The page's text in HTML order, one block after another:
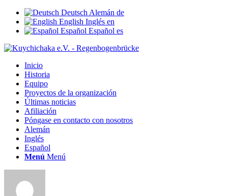
Deutsch Alemán de
English Inglés en
Español Español es
Inicio
Historia
Equipo
Proyectos de la organización
Últimas noticias
Afiliación
Póngase en contacto con nosotros
Alemán
Inglés
Español
Menú Menú